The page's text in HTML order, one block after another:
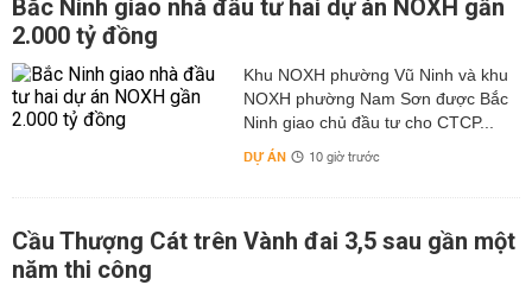
Bắc Ninh giao nhà đầu tư hai dự án NOXH gần
2.000 tỷ đồng
Khu NOXH phường Vũ Ninh và khu
NOXH phường Nam Sơn được Bắc
Ninh giao chủ đầu tư cho CTCP...
DỰ ÁN 10 giờ trước
Cầu Thượng Cát trên Vành đai 3,5 sau gần một
năm thi công